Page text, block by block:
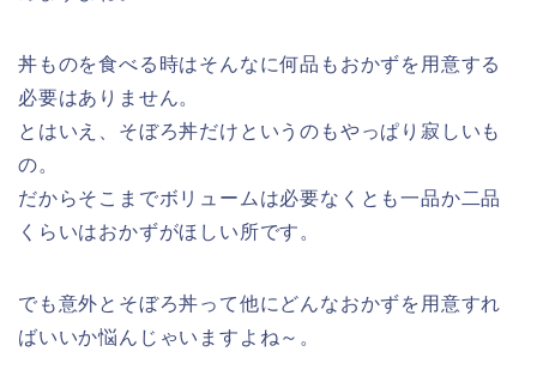
丼ものを食べる時はそんなに何品もおかずを用意する
必要はありません。
とはいえ、そぼろ丼だけというのもやっぱり寂しいも
の。
だからそこまでボリュームは必要なくとも一品か二品
くらいはおかずがほしい 所です。
でも意外とそぼろ丼って他にどんなおかずを用意すれ
ばいいか悩んじゃいますよね～。